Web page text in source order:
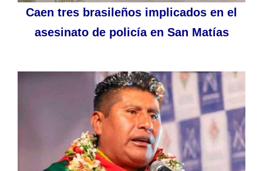
Caen tres brasileños implicados en el
asesinato de policía en San Matías